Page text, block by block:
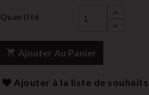
Quantité
Ajouter Au Panier
Ajouter à la liste de souhaits